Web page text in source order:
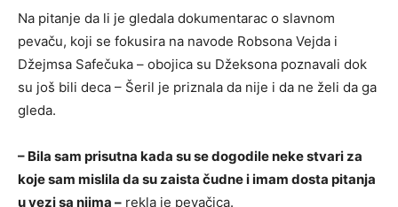
Na pitanje da li je gledala dokumentarac o slavnom
pevaču, koji se fokusira na navode Robsona Vejda i
Džejmsa Safečuka – obojica su Džeksona poznavali dok
su još bili deca – Šeril je priznala da nije i da ne želi da ga
gleda.
– Bila sam prisutna kada su se dogodile neke stvari za
koje sam mislila da su zaista čudne i imam dosta pitanja
u vezi sa njima – rekla je pevačica.